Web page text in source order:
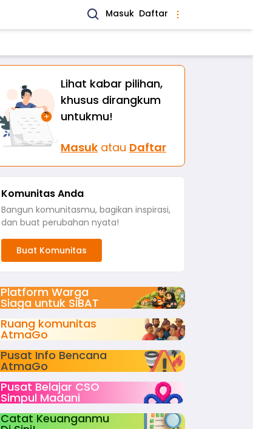
Masuk Daftar
Lihat kabar pilihan,
khusus dirangkum
untukmu!
Masuk atau Daftar
Komunitas Anda
Bangun komunitasmu, bagikan inspirasi,
dan buat perubahan nyata!
Buat Komunitas
Platform Warga
Siaga untuk SIBAT
Ruang komunitas
AtmaGo
Pusat Info Bencana
AtmaGo
Pusat Belajar CSO
Simpul Madani
Catat Keuanganmu